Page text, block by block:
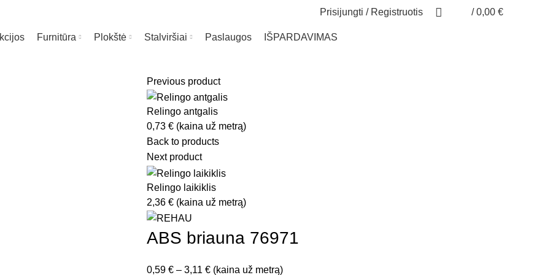
Prisijungti / Registruotis / 0,00 €
Furnitūra Plokštė Stalviršiai Paslaugos IŠPARDAVIMAS
Previous product
Relingo antgalis
0,73 € (kaina už metrą)
Back to products
Next product
Relingo laikiklis
2,36 € (kaina už metrą)
ABS briauna 76971
0,59 € – 3,11 €Price
(kaina už metrą)